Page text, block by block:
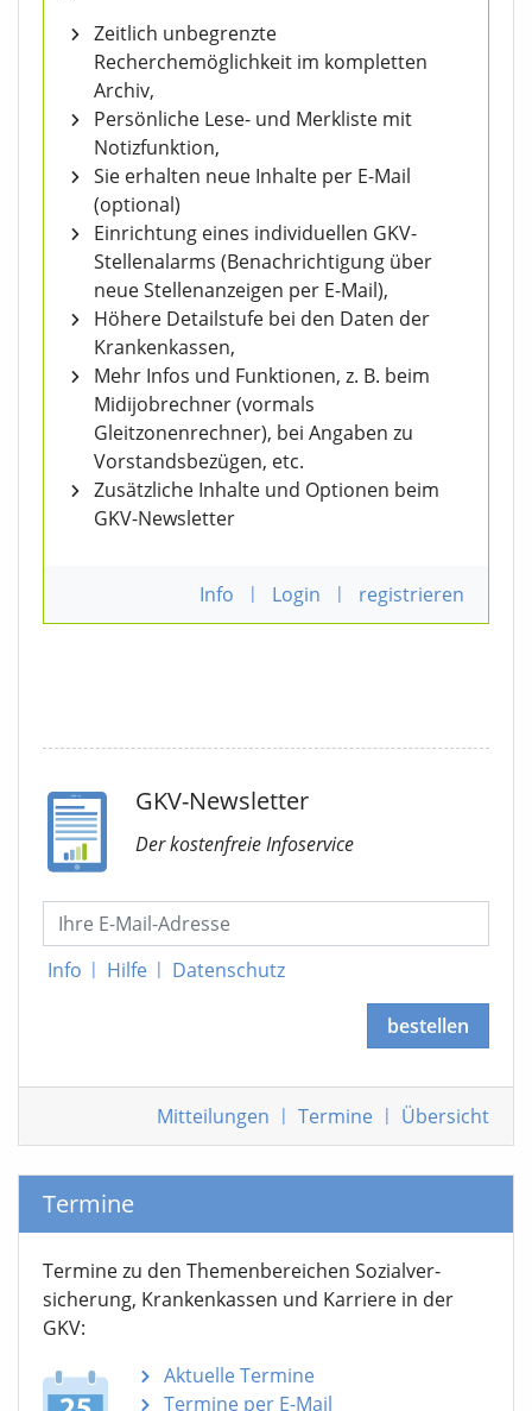
Zeitlich unbegrenzte
Recherchemöglichkeit im kompletten
Archiv,
Persönliche Lese- und Merkliste mit
Notizfunktion,
Sie erhalten neue Inhalte per E-Mail
(optional)
Einrichtung eines individuellen GKV-
Stellenalarms (Benachrichtigung über
neue Stellenanzeigen per E-Mail),
Höhere Detailstufe bei den Daten der
Krankenkassen,
Mehr Infos und Funktionen, z. B. beim
Midijobrechner (vormals
Gleitzonenrechner), bei Angaben zu
Vorstandsbezügen, etc.
Zusätzliche Inhalte und Optionen beim
GKV-Newsletter
Info | Login | registrieren
GKV-Newsletter
Der kostenfreie Infoservice
Info | Hilfe | Datenschutz
bestellen
Mitteilungen | Termine | Übersicht
Termine
Termine zu den Themen­bereichen Sozialver­
sicherung, Krankenkassen und Karriere in der
GKV:
Aktuelle Termine
Termine per E-Mail